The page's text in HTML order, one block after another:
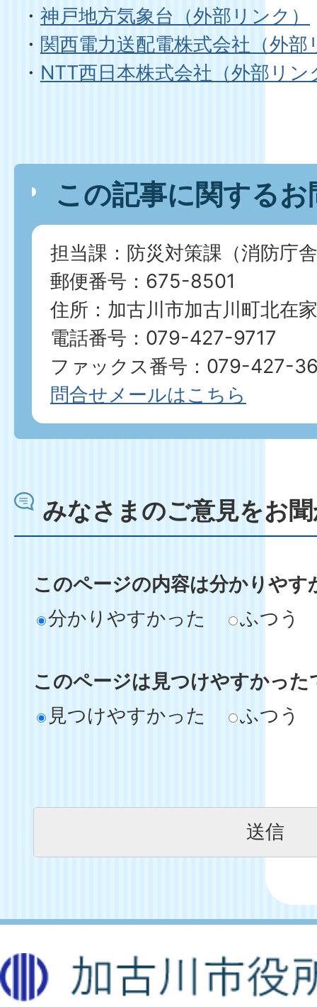
・ 神戸地方気象台（外部リンク）
・ 関西電力送配電株式会社（外部
・ NTT西日本株式会社（外部リン
この記事に関する
担当課：防災対策課（消防庁
郵便番号：675-8501
住所：加古川市加古川町北在
電話番号：079-427-9717
ファックス番号：079-427-
問合せメールはこちら
みなさまのご意見をお
このページの内容は分かりやす
分かりやすかった
ふつう
このページは見つけやすかった
見つけやすかった
ふつう